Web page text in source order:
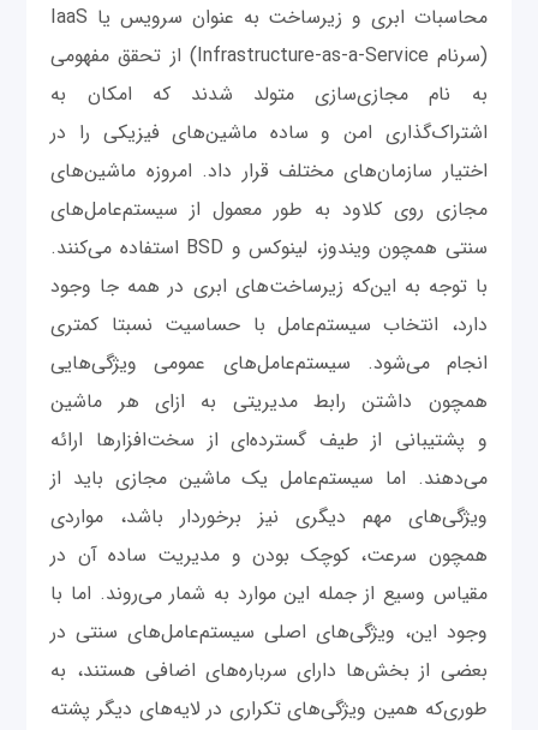
محاسبات ابری و زیرساخت به عنوان سرویس یا IaaS
(سرنام Infrastructure-as-a-Service) از تحقق مفهومی
به نام مجازی‌سازی متولد شدند که امکان به
اشتراک‌گذاری امن و ساده ماشین‌های فیزیکی را در
اختیار سازمان‌های مختلف قرار داد. امروزه ماشین‌های
مجازی روی کلاود به طور معمول از سیستم‌عامل‌های
سنتی همچون ویندوز، لینوکس و BSD استفاده می‌کنند.
با توجه به این‌که زیرساخت‌های ابری در همه جا وجود
دارد، انتخاب سیستم‌عامل با حساسیت نسبتا کمتری
انجام می‌شود. سیستم‌عامل‌های عمومی ویژگی‌هایی
همچون داشتن رابط مدیریتی به ازای هر ماشین
و پشتیبانی از طیف گسترده‌ای از سخت‌افزارها ارائه
می‌دهند. اما سیستم‌عامل یک ماشین مجازی باید از
ویژگی‌های مهم دیگری نیز برخوردار باشد، مواردی
همچون سرعت، کوچک بودن و مدیریت ساده آن در
مقیاس وسیع از جمله این موارد به شمار می‌روند. اما با
وجود این، ویژگی‌های اصلی سیستم‌عامل‌های سنتی در
بعضی از بخش‌ها دارای سرباره‌های اضافی هستند، به
طوری‌که همین ویژگی‌های تکراری در لایه‌های دیگر پشته